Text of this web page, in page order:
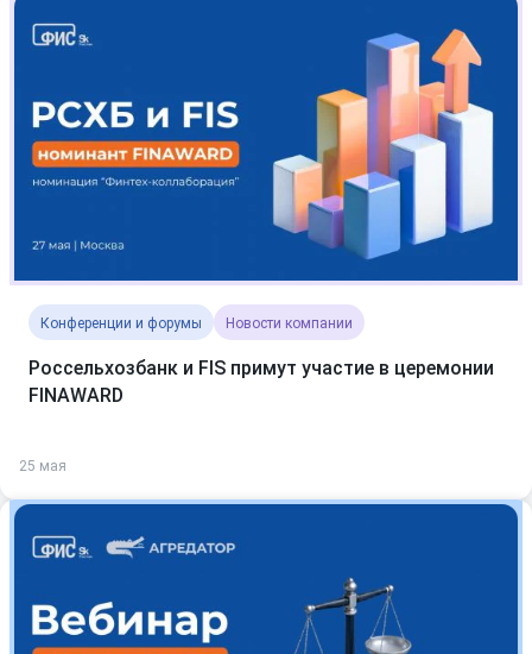
Конференции и форумы Новости компании
Россельхозбанк и FIS примут участие в церемонии
FINAWARD
25 мая